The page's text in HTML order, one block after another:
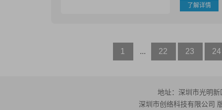
了解详情
1 ... 22 23 24
地址：深圳市光明
深圳市创络科技有限公司